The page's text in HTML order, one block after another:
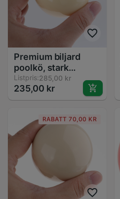
Premium biljard
poolkö, stark
snooker biljardkö
för
biljardentusiaster
Listpris:285,00 kr
235,00 kr
RABATT 70,00 KR